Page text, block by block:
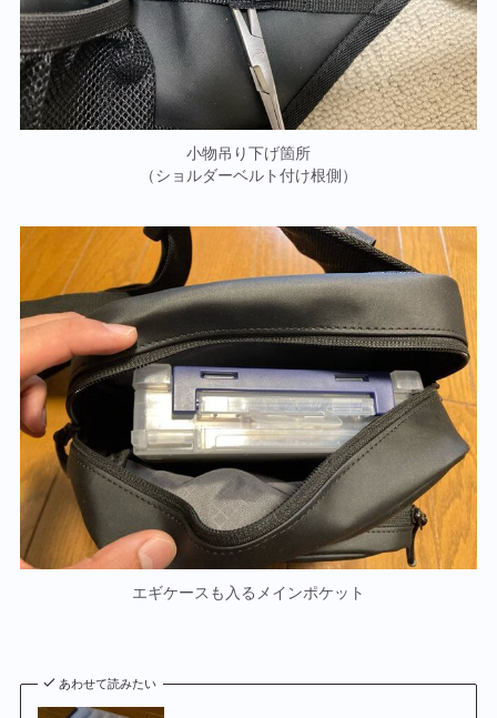
小物吊り下げ箇所
（ショルダーベルト付け根側）
エギケースも入るメインポケット
あわせて読みたい